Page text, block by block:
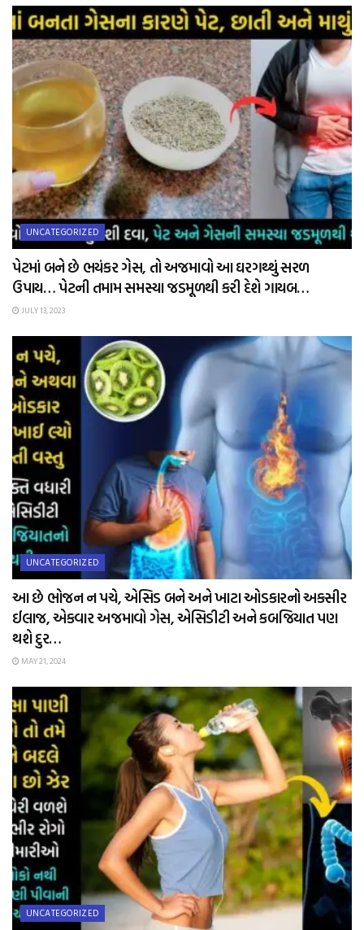
UNCATEGORIZED
પેટમાં બને છે ભયંકર ગેસ, તો અજમાવો આ ઘરગથ્થું સરળ
ઉપાય… પેટની તમામ સમસ્યા જડમૂળથી કરી દેશે ગાયબ…
JULY 13, 2023
UNCATEGORIZED
આ છે ભોજન ન પચે, એસિડ બને અને ખાટા ઓડકારનો અકસીર
ઈલાજ, એકવાર અજમાવો ગેસ, એસિડીટી અને કબજિયાત પણ
થશે દુર…
MAY 21, 2024
UNCATEGORIZED